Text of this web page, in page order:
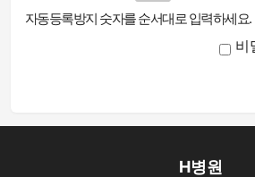
자동등록방지 숫자를 순서대로 입력하세요.
비
H병원